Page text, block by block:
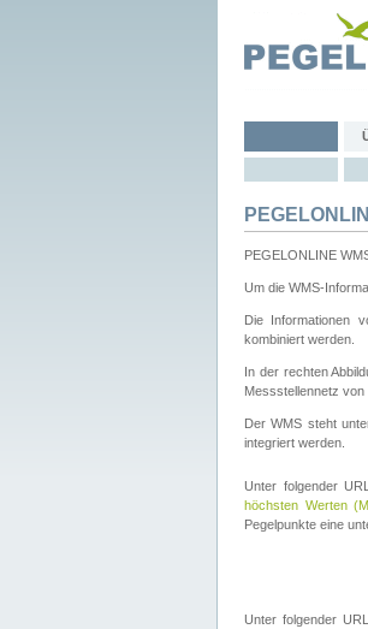
PEGELONLINE
Um die WMS-
Die Informationen
kombiniert werden.
In der rechten
Messstellennetz von
Der WMS steht
integriert werden.
Unter folgender
höchsten Werten
Pegelpunkte eine
Unter folgender